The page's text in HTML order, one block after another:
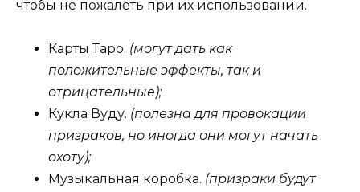
чтобы не пожалеть при их использовании.
Карты Таро. (могут дать как
положительные эффекты, так и
отрицательные);
Кукла Вуду. (полезна для провокации
призраков, но иногда они могут начать
охоту);
Музыкальная коробка. (призраки будут